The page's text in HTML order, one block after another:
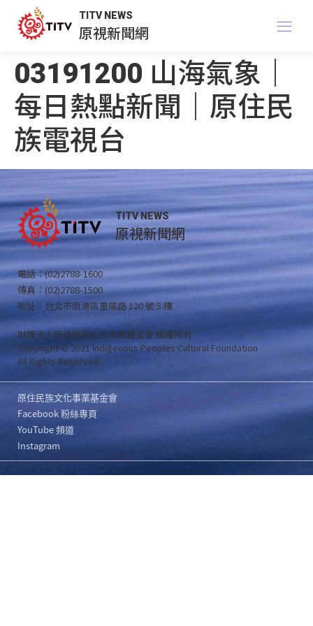
TITV NEWS
原視新聞網
03191200 山海氣象｜
每日熱點新聞｜原住民
族電視台
TITV NEWS
原視新聞網
電話：(02)2788-1600
傳真：(02)2788-1500
地址：台北市南港區重陽路 120 號 5 樓
財團法人原住民族文化事業基金會 版權所有
Copyright © 2021 Indigenous Peoples Cultural Foundation
All Rights Reserved .
原住民族文化事業基金會
Facebook 粉絲專頁
YouTube 頻道
Instagram